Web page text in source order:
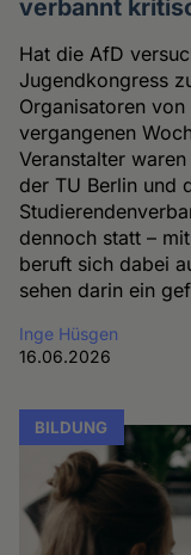
verbannt
Hat die AfD
Jugendkongress
Organisatoren
vergangenen
Veranstalter
der TU Berlin und
dennoch statt –
beruft sich dabei
sehen darin ein
Inge Hüsgen
16.06.2026
BILDUNG